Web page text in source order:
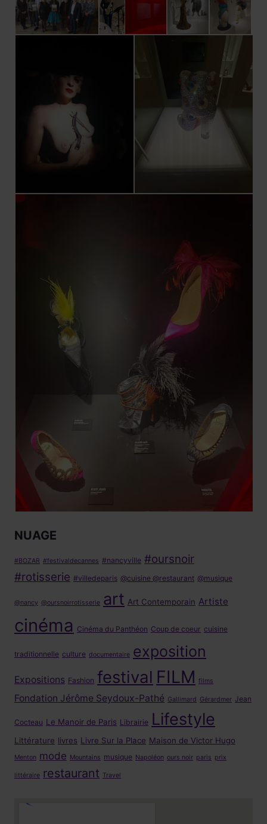
NUAGE
#BOZAR #festivaldecannes #nancyville #oursnoir
#rotisserie #villedeparis @cuisine @restaurant @musique
@nancy @oursnoirrotisserie art Art Contemporain Artiste
cinéma Cinéma du Panthéon Coup de coeur cuisine
traditionnelle culture documentaire exposition
Expositions Fashion festival FILM films
Fondation Jérôme Seydoux-Pathé Gallimard Gérardmer Jean
Cocteau Le Manoir de Paris Librairie Lifestyle
Littérature livres Livre Sur la Place Maison de Victor Hugo
Menton mode Mountains musique Napoléon ours noir paris prix
littéraire restaurant Travel